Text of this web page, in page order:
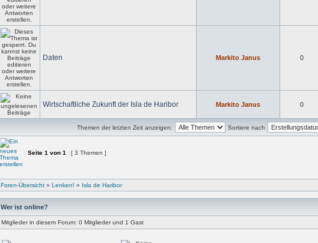
Daten Markito Janus 0
Wirtschaftliche Zukunft der Isla de Haribor Markito Janus 0
Themen der letzten Zeit anzeigen: Sortiere nach
Seite 1 von 1 [ 3 Themen ]
Foren-Übersicht » Lenken! » Isla de Haribor
Wer ist online?
Mitglieder in diesem Forum: 0 Mitglieder und 1 Gast